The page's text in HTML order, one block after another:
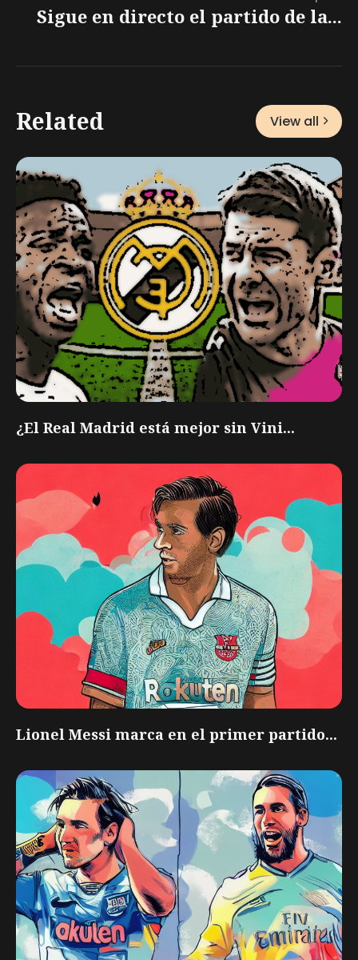
Sigue en directo el partido de la...
Related View all
¿El Real Madrid está mejor sin Vini...
Lionel Messi marca en el primer partido...